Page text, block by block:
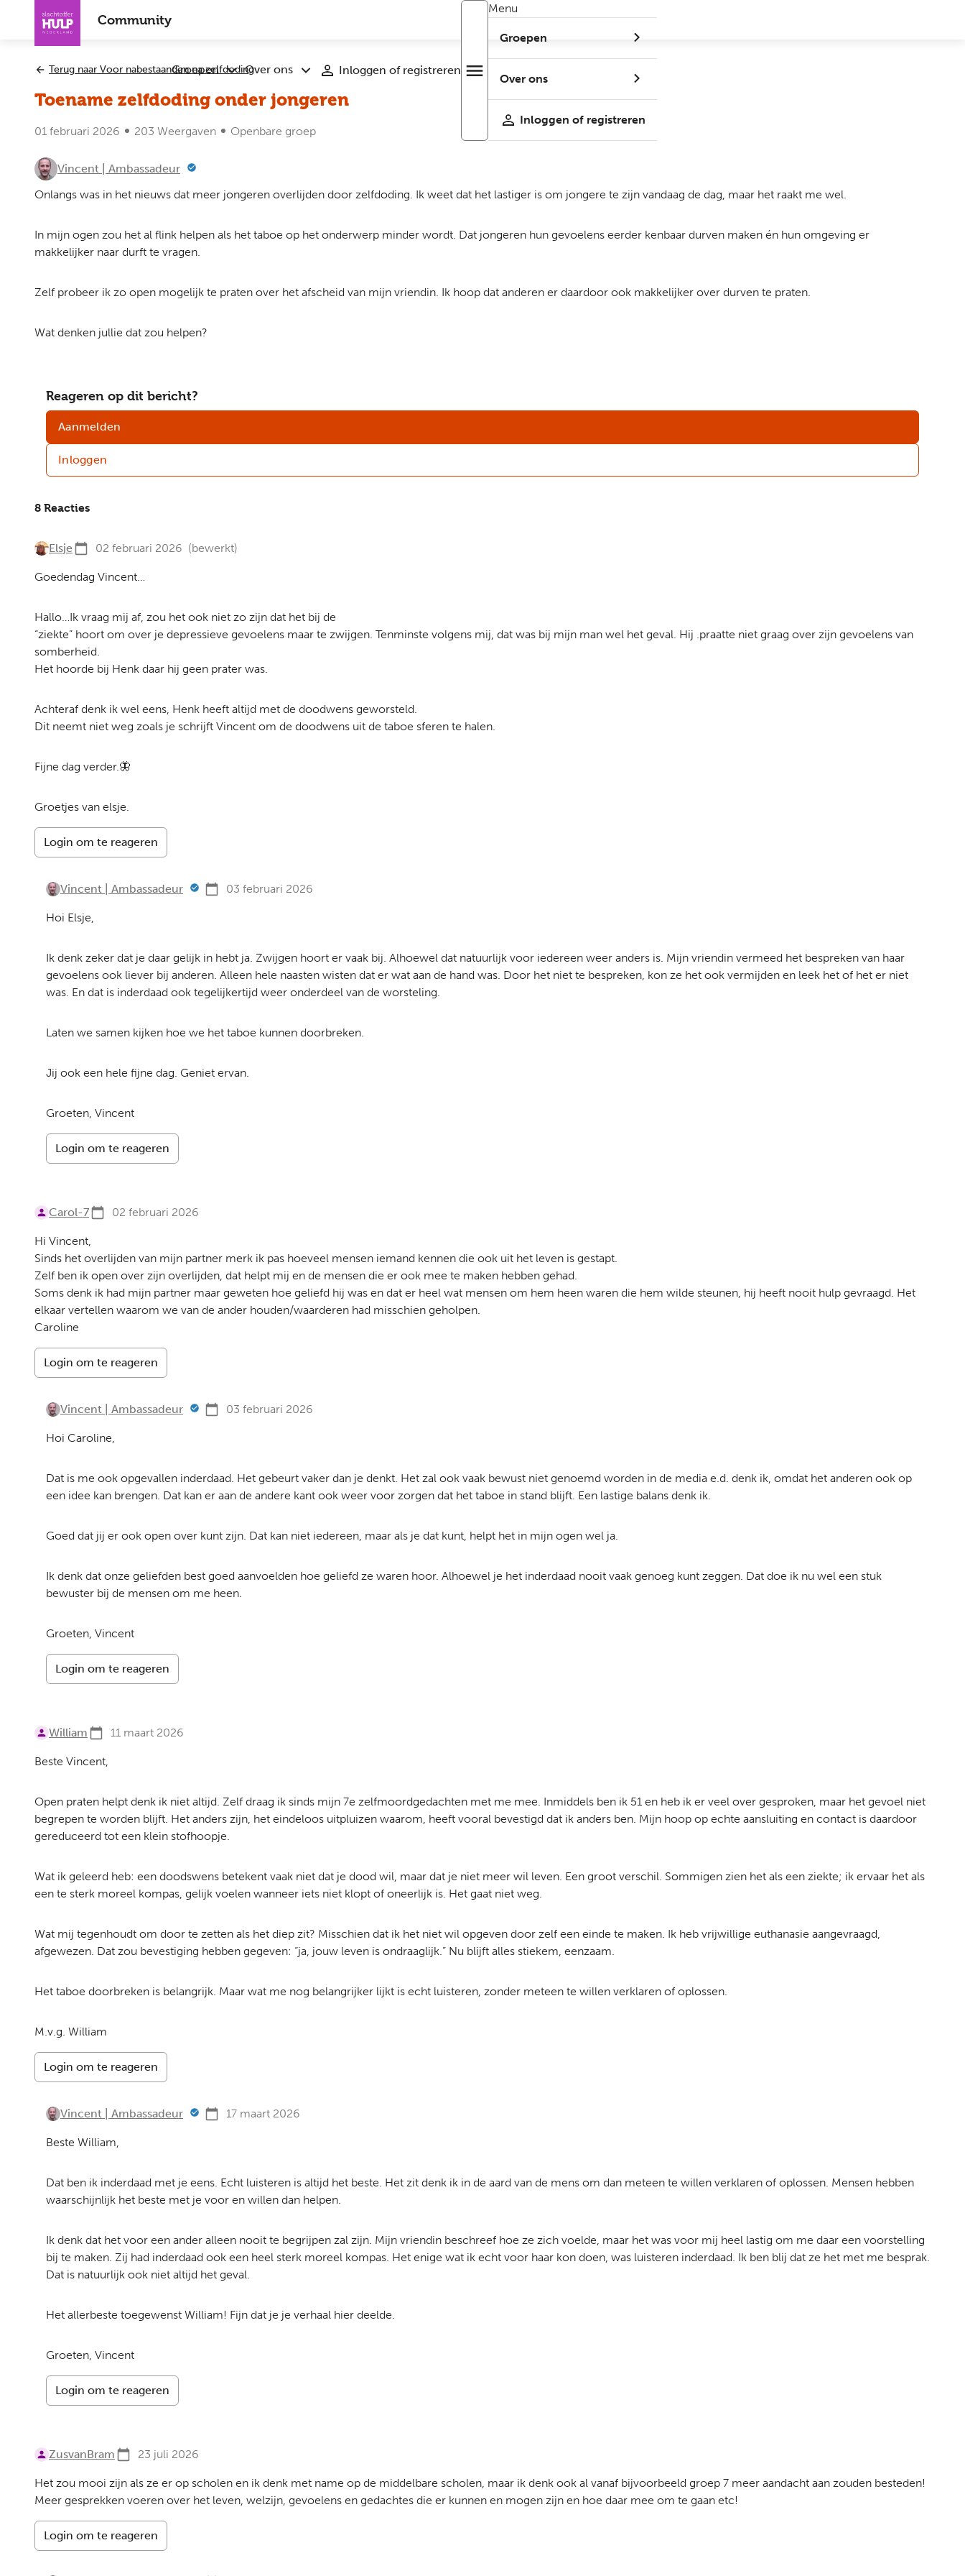
Overslaan
Community
Groepen Submenu
Over ons
Submenu
ons
Inloggen of registreren Open
Menu
Groepen
Groepen
Over ons
Over
Inloggen of registreren
Terug naar Voor nabestaanden na zelfdoding
Toename zelfdoding onder jongeren
01 februari 2026 203 Weergaven Openbare groep
Vincent | Ambassadeur
Onlangs was in het nieuws dat meer jongeren overlijden door zelfdoding. Ik weet dat het lastiger is om jongere te zijn vandaag de dag, maar het raakt me wel.
In mijn ogen zou het al flink helpen als het taboe op het onderwerp minder wordt. Dat jongeren hun gevoelens eerder kenbaar durven maken én hun omgeving er
makkelijker naar durft te vragen.
Zelf probeer ik zo open mogelijk te praten over het afscheid van mijn vriendin. Ik hoop dat anderen er daardoor ook makkelijker over durven te praten.
Wat denken jullie dat zou helpen?
Reageren op dit bericht?
Aanmelden
Inloggen
8 Reacties
Elsje 02 februari 2026 (bewerkt)
Goedendag Vincent…
Hallo…Ik vraag mij af, zou het ook niet zo zijn dat het bij de
“ziekte” hoort om over je depressieve gevoelens maar te zwijgen. Tenminste volgens mij, dat was bij mijn man wel het geval. Hij .praatte niet graag over zijn gevoelens van
somberheid.
Het hoorde bij Henk daar hij geen prater was.
Achteraf denk ik wel eens, Henk heeft altijd met de doodwens geworsteld.
Dit neemt niet weg zoals je schrijft Vincent om de doodwens uit de taboe sferen te halen.
Fijne dag verder.🦋
Groetjes van elsje.
Login om te reageren
Vincent | Ambassadeur 03 februari 2026
Hoi Elsje,
Ik denk zeker dat je daar gelijk in hebt ja. Zwijgen hoort er vaak bij. Alhoewel dat natuurlijk voor iedereen weer anders is. Mijn vriendin vermeed het bespreken van haar
gevoelens ook liever bij anderen. Alleen hele naasten wisten dat er wat aan de hand was. Door het niet te bespreken, kon ze het ook vermijden en leek het of het er niet
was. En dat is inderdaad ook tegelijkertijd weer onderdeel van de worsteling.
Laten we samen kijken hoe we het taboe kunnen doorbreken.
Jij ook een hele fijne dag. Geniet ervan.
Groeten, Vincent
Login om te reageren
Carol-7 02 februari 2026
Hi Vincent,
Sinds het overlijden van mijn partner merk ik pas hoeveel mensen iemand kennen die ook uit het leven is gestapt.
Zelf ben ik open over zijn overlijden, dat helpt mij en de mensen die er ook mee te maken hebben gehad.
Soms denk ik had mijn partner maar geweten hoe geliefd hij was en dat er heel wat mensen om hem heen waren die hem wilde steunen, hij heeft nooit hulp gevraagd. Het
elkaar vertellen waarom we van de ander houden/waarderen had misschien geholpen.
Caroline
Login om te reageren
Vincent | Ambassadeur 03 februari 2026
Hoi Caroline,
Dat is me ook opgevallen inderdaad. Het gebeurt vaker dan je denkt. Het zal ook vaak bewust niet genoemd worden in de media e.d. denk ik, omdat het anderen ook op
een idee kan brengen. Dat kan er aan de andere kant ook weer voor zorgen dat het taboe in stand blijft. Een lastige balans denk ik.
Goed dat jij er ook open over kunt zijn. Dat kan niet iedereen, maar als je dat kunt, helpt het in mijn ogen wel ja.
Ik denk dat onze geliefden best goed aanvoelden hoe geliefd ze waren hoor. Alhoewel je het inderdaad nooit vaak genoeg kunt zeggen. Dat doe ik nu wel een stuk
bewuster bij de mensen om me heen.
Groeten, Vincent
Login om te reageren
William 11 maart 2026
Beste Vincent,
Open praten helpt denk ik niet altijd. Zelf draag ik sinds mijn 7e zelfmoordgedachten met me mee. Inmiddels ben ik 51 en heb ik er veel over gesproken, maar het gevoel niet
begrepen te worden blijft. Het anders zijn, het eindeloos uitpluizen waarom, heeft vooral bevestigd dat ik anders ben. Mijn hoop op echte aansluiting en contact is daardoor
gereduceerd tot een klein stofhoopje.
Wat ik geleerd heb: een doodswens betekent vaak niet dat je dood wil, maar dat je niet meer wil leven. Een groot verschil. Sommigen zien het als een ziekte; ik ervaar het als
een te sterk moreel kompas, gelijk voelen wanneer iets niet klopt of oneerlijk is. Het gaat niet weg.
Wat mij tegenhoudt om door te zetten als het diep zit? Misschien dat ik het niet wil opgeven door zelf een einde te maken. Ik heb vrijwillige euthanasie aangevraagd,
afgewezen. Dat zou bevestiging hebben gegeven: “ja, jouw leven is ondraaglijk.” Nu blijft alles stiekem, eenzaam.
Het taboe doorbreken is belangrijk. Maar wat me nog belangrijker lijkt is echt luisteren, zonder meteen te willen verklaren of oplossen.
M.v.g. William
Login om te reageren
Vincent | Ambassadeur 17 maart 2026
Beste William,
Dat ben ik inderdaad met je eens. Echt luisteren is altijd het beste. Het zit denk ik in de aard van de mens om dan meteen te willen verklaren of oplossen. Mensen hebben
waarschijnlijk het beste met je voor en willen dan helpen.
Ik denk dat het voor een ander alleen nooit te begrijpen zal zijn. Mijn vriendin beschreef hoe ze zich voelde, maar het was voor mij heel lastig om me daar een voorstelling
bij te maken. Zij had inderdaad ook een heel sterk moreel kompas. Het enige wat ik echt voor haar kon doen, was luisteren inderdaad. Ik ben blij dat ze het met me besprak.
Dat is natuurlijk ook niet altijd het geval.
Het allerbeste toegewenst William! Fijn dat je je verhaal hier deelde.
Groeten, Vincent
Login om te reageren
ZusvanBram 23 juli 2026
Het zou mooi zijn als ze er op scholen en ik denk met name op de middelbare scholen, maar ik denk ook al vanaf bijvoorbeeld groep 7 meer aandacht aan zouden besteden!
Meer gesprekken voeren over het leven, welzijn, gevoelens en gedachtes die er kunnen en mogen zijn en hoe daar mee om te gaan etc!
Login om te reageren